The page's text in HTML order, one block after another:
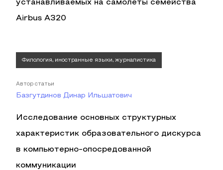
устанавливаемых на самолеты семейства
Airbus A320
Филология, иностранные языки, журналистика
Автор статьи
Базгутдинов Динар Ильшатович
Исследование основных структурных
характеристик образовательного дискурса
в компьютерно-опосредованной
коммуникации